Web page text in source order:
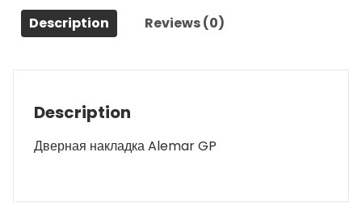
Description Reviews (0)
Description
Дверная накладка Alemar GP